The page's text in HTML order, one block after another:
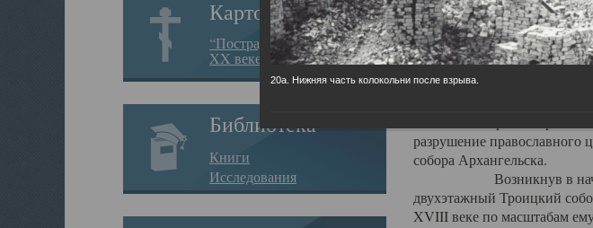
Картотека
“Пострадавшие за веру в
XX веке на Севере”
Библиотека
Книги
Исследования
Свято-Троицкий собор
23.12.2015
Сегодня мы можем
пострадал от
выдающихся памятников
вызванная борьбой с
разрушение православного
собора Архангельска.
Возникнув в начале
двухэтажный Троицкий
XVIII веке по масштабам
20а. Нижняя часть колокольни после взрыва.